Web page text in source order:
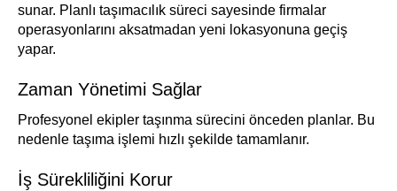
sunar. Planlı taşımacılık süreci sayesinde firmalar
operasyonlarını aksatmadan yeni lokasyonuna geçiş
yapar.
Zaman Yönetimi Sağlar
Profesyonel ekipler taşınma sürecini önceden planlar. Bu
nedenle taşıma işlemi hızlı şekilde tamamlanır.
İş Sürekliliğini Korur